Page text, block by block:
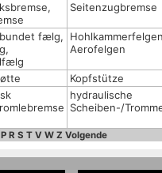
Seitenzugbremse
fælg,
Aerofelgen
Kopfstütze
hydraulische
Scheiben-/
P R S T V W Z Volgende